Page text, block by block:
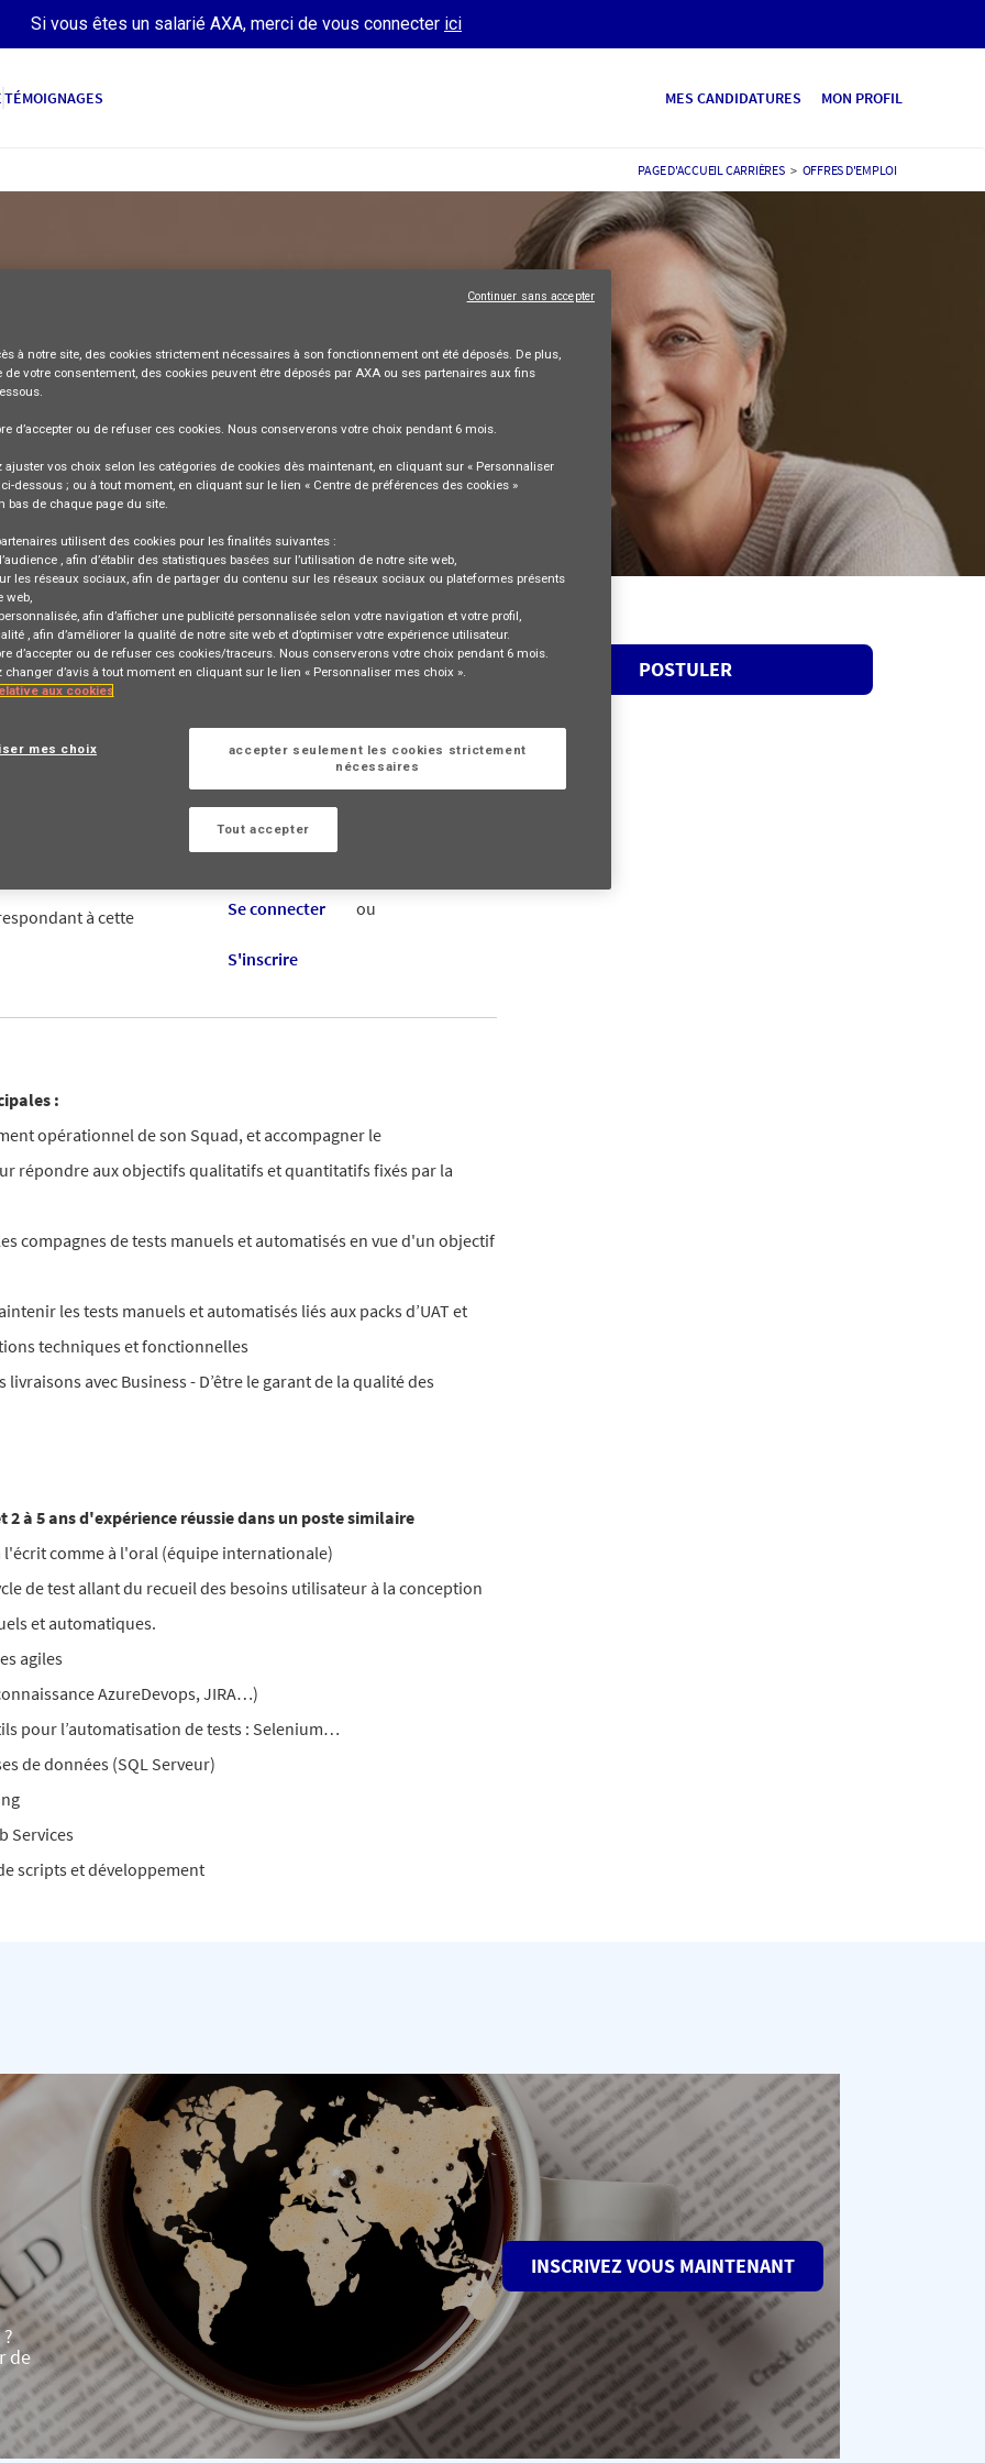
Si vous êtes un salarié AXA, merci de vous connecter ici
TÉMOIGNAGES MES CANDIDATURES MON PROFIL
PAGE D'ACCUEIL CARRIÈRES > OFFRES D'EMPLOI
TEST LEAD
AXA Services Maroc
POSTULER
Pôle Offshoring, RABAT SALÉ, MA, 11000
à cette
Se connecter ou
S'inscrire
:
opérationnel de son Squad, et accompagner le
répondre aux objectifs qualitatifs et quantitatifs fixés par la
compagnes de tests manuels et automatisés en vue d'un objectif
les tests manuels et automatisés liés aux packs d’UAT et
techniques et fonctionnelles
livraisons avec Business - D’être le garant de la qualité des
2 à 5 ans d'expérience réussie dans un poste similaire
l'écrit comme à l'oral (équipe internationale)
de test allant du recueil des besoins utilisateur à la conception
et automatiques.
agiles
AzureDevops, JIRA…)
pour l’automatisation de tests : Selenium…
de données (SQL Serveur)
Services
scripts et développement
POSTULER
de
INSCRIVEZ VOUS MAINTENANT
à notre site, des cookies strictement nécessaires à son fonctionnement ont été déposés. De plus,
de votre consentement, des cookies peuvent être déposés par AXA ou ses partenaires aux fins
d’accepter ou de refuser ces cookies. Nous conserverons votre choix pendant 6 mois.
ajuster vos choix selon les catégories de cookies dès maintenant, en cliquant sur « Personnaliser
dessous ; ou à tout moment, en cliquant sur le lien « Centre de préférences des cookies »
bas de chaque page du site.
utilisent des cookies pour les finalités suivantes :
, afin d’établir des statistiques basées sur l’utilisation de notre site web,
les réseaux sociaux, afin de partager du contenu sur les réseaux sociaux ou plateformes présents
web,
, afin d’afficher une publicité personnalisée selon votre navigation et votre profil,
, afin d’améliorer la qualité de notre site web et d’optimiser votre expérience utilisateur.
d’accepter ou de refuser ces cookies/traceurs. Nous conserverons votre choix pendant 6 mois.
changer d’avis à tout moment en cliquant sur le lien « Personnaliser mes choix ».
aux cookies
mes choix
accepter seulement les cookies strictement
nécessaires
Tout accepter
Continuer sans accepter